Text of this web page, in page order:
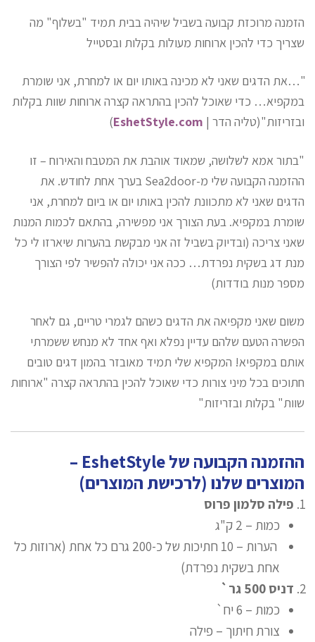
הזמנה מרוכזת קבועה בשביל שיהיה בבית תמיד "בשלוף" מה
שצריך כדי להכין ארוחות מעולות בקלות ובסטייל
"…את הדגים שאני לא מכינה באותו יום או למחרת, אני שומרת
במקפיא… כדי שאוכל להכין בהתראה קצרה ארוחות שוות בקלות
ובזריזות"(טליה הדר | EshetStyle.com
)
"בתור אמא לשלושה, שמאוד אוהבת את המטבח והאירוח – זו
ההזמנה הקבועה שלי מ-Sea2door בערך אחת לחודש. את
הדגים שאני לא מתכוונת להכין באותו יום או ביום למחרת, אני
שומרת במקפיא. בעת הצורך אני מפשירה, בהתאם לכמות המנות
שאני צריכה (ובדיוק בשביל זה אני מבקשת בהערות שיארזו לי כל
מנת דג בשקית נפרדת… ככה אני יכולה להפשיר לפי הצורך
מספר מנות בודדות)
משום שאני מקפיאה את הדגים כשהם לגמרי טריים, גם לאחר
הפשרה הטעם שלהם עדיין נפלא ואף אחד לא מנחש ששמרתי
אותם במקפיא! המקפיא שלי תמיד מאובזר בהמון דגים טובים
חתוכים בכל מיני צורות כדי שאוכל להכין בהתראה קצרה "ארוחות
שוות" בקלות ובזריזות"
ההזמנה הקבועה של EshetStyle –
המוצרים שלנו (לרכישת המוצרים)
פילה סלמון פרוס
כמות – 2 ק"ג
הערות – 10 חתיכות של כ-200 גרם כל אחת (ארוזות כל
אחת בשקית נפרדת)
דניס 500 גר`
כמות – 6 יח`
צורת חיתוך – פילה